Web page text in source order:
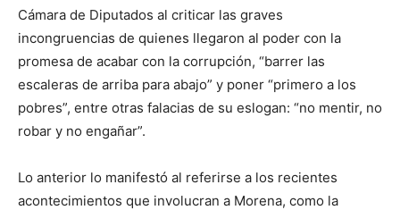
Cámara de Diputados al criticar las graves
incongruencias de quienes llegaron al poder con la
promesa de acabar con la corrupción, “barrer las
escaleras de arriba para abajo” y poner “primero a los
pobres”, entre otras falacias de su eslogan: “no mentir, no
robar y no engañar”.
Lo anterior lo manifestó al referirse a los recientes
acontecimientos que involucran a Morena, como la